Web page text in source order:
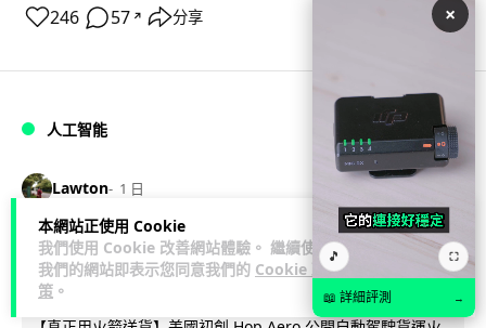
本網站正使用 Cookie
我們使用 Cookie 改善網站體驗。 繼續使用
我們的網站即表示您同意我們的 Cookie 政
策 。
246 57 ↗ 分享
人工智能
Lawton 1 日
貨運火箭 沖繩飛台灣僅需 15 分鐘 Hop
Aero 將 550 磅貨物運送至 725 公里外
×
🎵 ⛶
📖 詳細評測 →